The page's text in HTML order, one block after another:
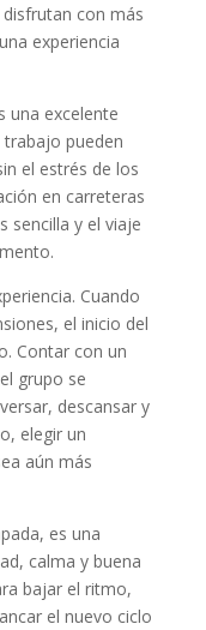
con más
experiencia
una excelente
pueden
el estrés de los
en carreteras
sencilla y el viaje
Cuando
el inicio del
Contar con un
grupo se
descansar y
elegir un
aún más
es una
calma y buena
bajar el ritmo,
el nuevo ciclo